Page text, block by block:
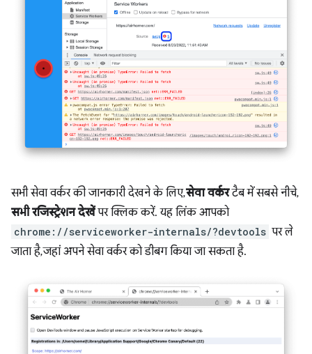
सभी सेवा वर्कर की जानकारी देखने के लिए,सेवा वर्करटैब में सबसे नीचे,
सभी रजिस्ट्रेशन देखेंपर क्लिक करें. यह लिंक आपको
chrome://serviceworker-internals/?devtools पर ले
जाता है, जहां अपने सेवा वर्कर को डीबग किया जा सकता है.